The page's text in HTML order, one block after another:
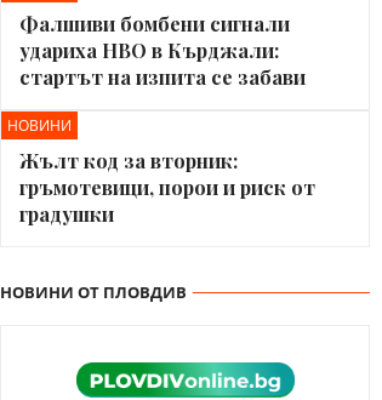
Фалшиви бомбени сигнали
удариха НВО в Кърджали:
стартът на изпита се забави
НОВИНИ
Жълт код за вторник:
гръмотевици, порои и риск от
градушки
НОВИНИ ОТ ПЛОВДИВ